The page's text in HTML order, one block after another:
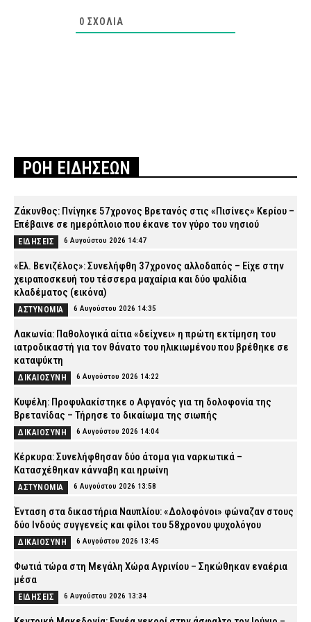
0 ΣΧΌΛΙΑ
ΡΟΗ ΕΙΔΗΣΕΩΝ
Ζάκυνθος: Πνίγηκε 57χρονος Βρετανός στις «Πισίνες» Κερίου –
Επέβαινε σε ημερόπλοιο που έκανε τον γύρο του νησιού
ΕΙΔΗΣΕΙΣ 6 Αυγούστου 2026 14:47
«Ελ. Βενιζέλος»: Συνελήφθη 37χρονος αλλοδαπός – Είχε στην
χειραποσκευή του τέσσερα μαχαίρια και δύο ψαλίδια
κλαδέματος (εικόνα)
ΑΣΤΥΝΟΜΙΑ 6 Αυγούστου 2026 14:35
Λακωνία: Παθολογικά αίτια «δείχνει» η πρώτη εκτίμηση του
ιατροδικαστή για τον θάνατο του ηλικιωμένου που βρέθηκε σε
καταψύκτη
ΔΙΚΑΙΟΣΥΝΗ 6 Αυγούστου 2026 14:22
Κυψέλη: Προφυλακίστηκε ο Αφγανός για τη δολοφονία της
Βρετανίδας – Τήρησε το δικαίωμα της σιωπής
ΔΙΚΑΙΟΣΥΝΗ 6 Αυγούστου 2026 14:04
Κέρκυρα: Συνελήφθησαν δύο άτομα για ναρκωτικά –
Κατασχέθηκαν κάνναβη και ηρωίνη
ΑΣΤΥΝΟΜΙΑ 6 Αυγούστου 2026 13:58
Ένταση στα δικαστήρια Ναυπλίου: «Δολοφόνοι» φώναζαν στους
δύο Ινδούς συγγενείς και φίλοι του 58χρονου ψυχολόγου
ΔΙΚΑΙΟΣΥΝΗ 6 Αυγούστου 2026 13:45
Φωτιά τώρα στη Μεγάλη Χώρα Αγρινίου – Σηκώθηκαν εναέρια
μέσα
ΕΙΔΗΣΕΙΣ 6 Αυγούστου 2026 13:34